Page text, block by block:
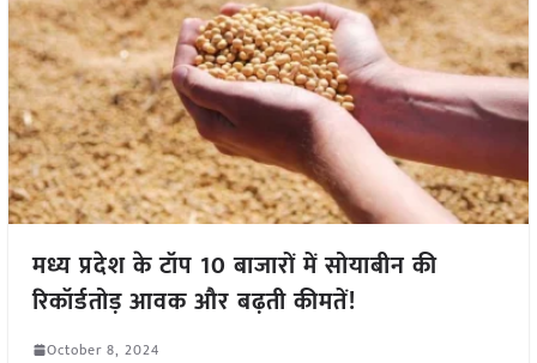
मध्य प्रदेश के टॉप 10 बाजारों में सोयाबीन की
रिकॉर्डतोड़ आवक और बढ़ती कीमतें!
October 8, 2024